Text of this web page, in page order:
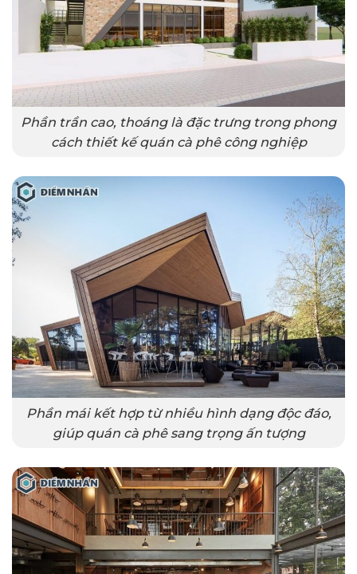
Phần trần cao, thoáng là đặc trưng trong phong
cách thiết kế quán cà phê công nghiệp
Phần mái kết hợp từ nhiều hình dạng độc đáo,
giúp quán cà phê sang trọng ấn tượng